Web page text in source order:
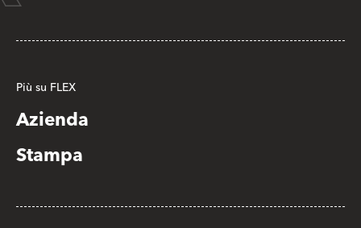
Più su FLEX
Azienda
Stampa